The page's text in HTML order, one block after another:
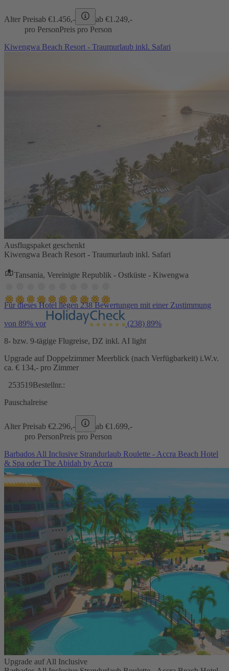
Alter Preisab €1.456,- ab €1.249,-
pro PersonPreis pro Person
Kiwengwa Beach Resort - Traumurlaub inkl. Safari
Ausflugspaket geschenkt
Kiwengwa Beach Resort - Traumurlaub inkl. Safari
Tansania, Vereinigte Republik - Ostküste - Kiwengwa
Für dieses Hotel liegen 238 Bewertungen mit einer Zustimmung
von 89% vor (238) 89%
8- bzw. 9-tägige Flugreise, DZ inkl. AI light
Upgrade auf Doppelzimmer Meerblick (nach Verfügbarkeit) i.W.v.
ca. € 134,- pro Zimmer
253519Bestellnr.:
Pauschalreise
Alter Preisab €2.296,- ab €1.699,-
pro PersonPreis pro Person
Barbados All Inclusive Strandurlaub Roulette - Accra Beach Hotel
& Spa oder The Abidah by Accra
Upgrade auf All Inclusive